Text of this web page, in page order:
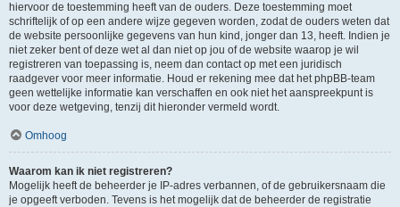
hiervoor de toestemming heeft van de ouders. Deze toestemming moet
schriftelijk of op een andere wijze gegeven worden, zodat de ouders weten dat
de website persoonlijke gegevens van hun kind, jonger dan 13, heeft. Indien je
niet zeker bent of deze wet al dan niet op jou of de website waarop je wil
registreren van toepassing is, neem dan contact op met een juridisch
raadgever voor meer informatie. Houd er rekening mee dat het phpBB-team
geen wettelijke informatie kan verschaffen en ook niet het aanspreekpunt is
voor deze wetgeving, tenzij dit hieronder vermeld wordt.
Omhoog
Waarom kan ik niet registreren?
Mogelijk heeft de beheerder je IP-adres verbannen, of de gebruikersnaam die
je opgeeft verboden. Tevens is het mogelijk dat de beheerder de registratie